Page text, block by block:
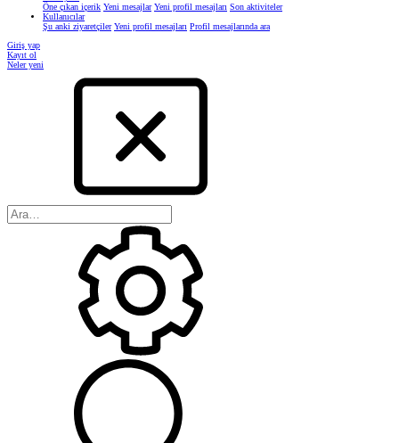
Öne çıkan içerik Yeni mesajlar Yeni profil mesajları Son aktiviteler
Kullanıcılar
Şu anki ziyaretçiler Yeni profil mesajları Profil mesajlarında ara
Giriş yap
Kayıt ol
Neler yeni